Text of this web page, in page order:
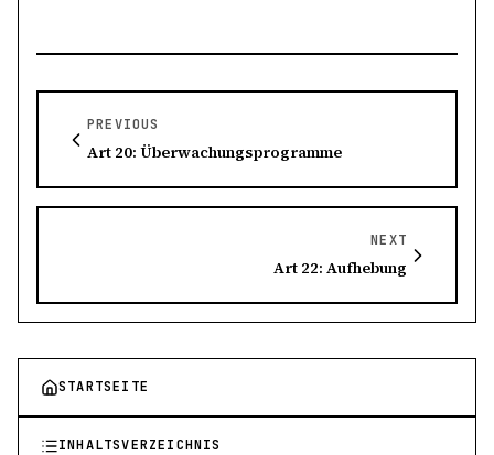
STARTSEITE
INHALTSVERZEICHNIS
PREVIOUS
Art 20: Überwachungsprogramme
NEXT
Art 22: Aufhebung